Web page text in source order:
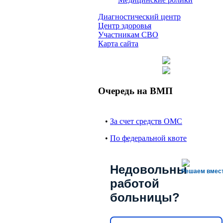
Диагностический центр
Центр здоровья
Участникам СВО
Карта сайта
Очередь на ВМП
• За счет средств ОМС
• По федеральной квоте
Решаем
Недовольны
работой
больницы?